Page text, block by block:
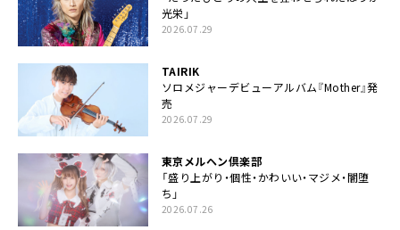
光栄」
2026.07.29
TAIRIK
ソロメジャーデビューアルバム『Mother』発
売
2026.07.29
東京メルヘン倶楽部
「盛り上がり・個性・かわいい・マジメ・闇堕
ち」
2026.07.26